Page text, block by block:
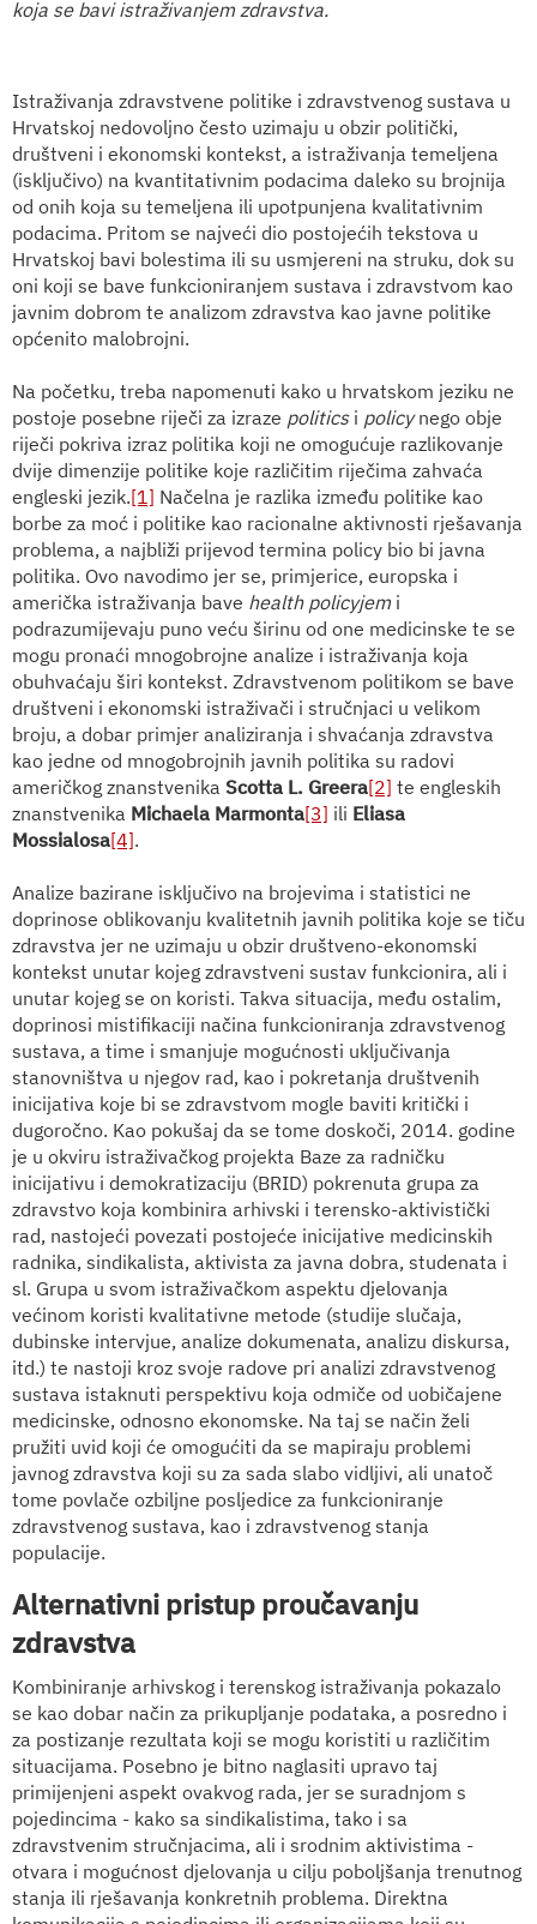
koja se bavi istraživanjem zdravstva.
Istraživanja zdravstvene politike i zdravstvenog sustava u
Hrvatskoj nedovoljno često uzimaju u obzir politički,
društveni i ekonomski kontekst, a istraživanja temeljena
(isključivo) na kvantitativnim podacima daleko su brojnija
od onih koja su temeljena ili upotpunjena kvalitativnim
podacima. Pritom se najveći dio postojećih tekstova u
Hrvatskoj bavi bolestima ili su usmjereni na struku, dok su
oni koji se bave funkcioniranjem sustava i zdravstvom kao
javnim dobrom te analizom zdravstva kao javne politike
općenito malobrojni.
Na početku, treba napomenuti kako u hrvatskom jeziku ne
postoje posebne riječi za izraze politicsi policynego obje
riječi pokriva izraz politika koji ne omogućuje razlikovanje
dvije dimenzije politike koje različitim riječima zahvaća
engleski jezik.[1] Načelna je razlika između politike kao
borbe za moć i politike kao racionalne aktivnosti rješavanja
problema, a najbliži prijevod termina policy bio bi javna
politika. Ovo navodimo jer se, primjerice, europska i
američka istraživanja bave health policyjemi
podrazumijevaju puno veću širinu od one medicinske te se
mogu pronaći mnogobrojne analize i istraživanja koja
obuhvaćaju širi kontekst. Zdravstvenom politikom se bave
društveni i ekonomski istraživači i stručnjaci u velikom
broju, a dobar primjer analiziranja i shvaćanja zdravstva
kao jedne od mnogobrojnih javnih politika su radovi
američkog znanstvenika Scotta L. Greera[2] te engleskih
znanstvenika Michaela Marmonta[3] ili Eliasa
Mossialosa[4].
Analize bazirane isključivo na brojevima i statistici ne
doprinose oblikovanju kvalitetnih javnih politika koje se tiču
zdravstva jer ne uzimaju u obzir društveno-ekonomski
kontekst unutar kojeg zdravstveni sustav funkcionira, ali i
unutar kojeg se on koristi. Takva situacija, među ostalim,
doprinosi mistifikaciji načina funkcioniranja zdravstvenog
sustava, a time i smanjuje mogućnosti uključivanja
stanovništva u njegov rad, kao i pokretanja društvenih
inicijativa koje bi se zdravstvom mogle baviti kritički i
dugoročno. Kao pokušaj da se tome doskoči, 2014. godine
je u okviru istraživačkog projekta Baze za radničku
inicijativu i demokratizaciju (BRID) pokrenuta grupa za
zdravstvo koja kombinira arhivski i terensko-aktivistički
rad, nastojeći povezati postojeće inicijative medicinskih
radnika, sindikalista, aktivista za javna dobra, studenata i
sl. Grupa u svom istraživačkom aspektu djelovanja
većinom koristi kvalitativne metode (studije slučaja,
dubinske intervjue, analize dokumenata, analizu diskursa,
itd.) te nastoji kroz svoje radove pri analizi zdravstvenog
sustava istaknuti perspektivu koja odmiče od uobičajene
medicinske, odnosno ekonomske. Na taj se način želi
pružiti uvid koji će omogućiti da se mapiraju problemi
javnog zdravstva koji su za sada slabo vidljivi, ali unatoč
tome povlače ozbiljne posljedice za funkcioniranje
zdravstvenog sustava, kao i zdravstvenog stanja
populacije.
Alternativni pristup proučavanju
zdravstva
Kombiniranje arhivskog i terenskog istraživanja pokazalo
se kao dobar način za prikupljanje podataka, a posredno i
za postizanje rezultata koji se mogu koristiti u različitim
situacijama. Posebno je bitno naglasiti upravo taj
primijenjeni aspekt ovakvog rada, jer se suradnjom s
pojedincima - kako sa sindikalistima, tako i sa
zdravstvenim stručnjacima, ali i srodnim aktivistima -
otvara i mogućnost djelovanja u cilju poboljšanja trenutnog
stanja ili rješavanja konkretnih problema. Direktna